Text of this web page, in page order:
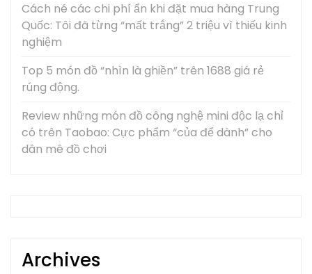
Cách né các chi phí ẩn khi đặt mua hàng Trung
Quốc: Tôi đã từng “mất trắng” 2 triệu vì thiếu kinh
nghiệm
Top 5 món đồ “nhìn là ghiền” trên 1688 giá rẻ
rúng động.
Review những món đồ công nghệ mini độc lạ chỉ
có trên Taobao: Cực phẩm “của để dành” cho
dân mê đồ chơi
Archives